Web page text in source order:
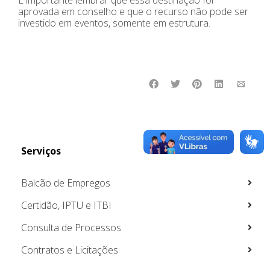
aprovada em conselho e que o recurso não pode ser
investido em eventos, somente em estrutura.
Serviços
Balcão de Empregos
Certidão, IPTU e ITBI
Consulta de Processos
Contratos e Licitações